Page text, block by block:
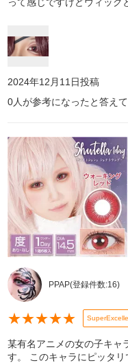
2024年12月11日投稿
0人が参考になったと答え
PPAP(登録件数:16)
★★★★★
某有名アニメの女の子キャ
す。 このキャラにピッタ